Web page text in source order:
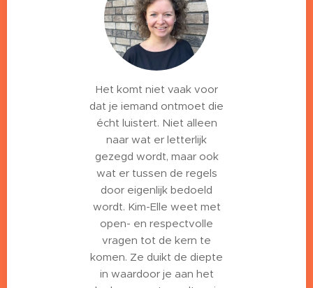
Het komt niet vaak voor
dat je iemand ontmoet die
écht luistert. Niet alleen
naar wat er letterlijk
gezegd wordt, maar ook
wat er tussen de regels
door eigenlijk bedoeld
wordt. Kim-Elle weet met
open- en respectvolle
vragen tot de kern te
komen. Ze duikt de diepte
in waardoor je aan het